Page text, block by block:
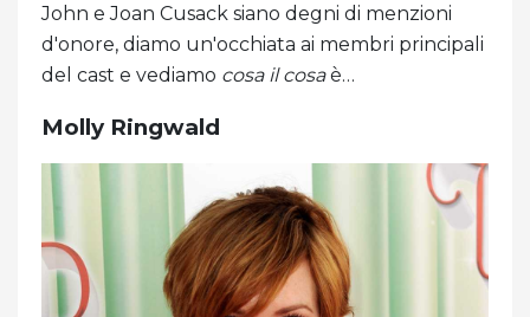
John e Joan Cusack siano degni di menzioni
d'onore, diamo un'occhiata ai membri principali
del cast e vediamo cosa il cosaè…
Molly Ringwald